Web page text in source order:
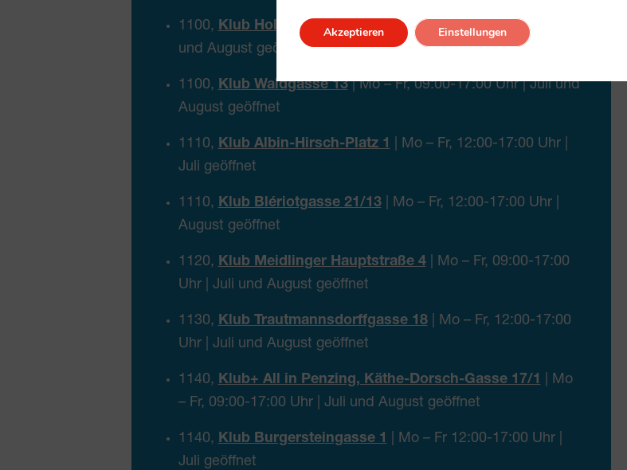
1100, Klub Holbeingasse 8| Mo, Mi, Do 12:00-17:00 Uhr | Juli
und August geöffnet
1100, Klub Waldgasse 13| Mo – Fr, 09:00-17:00 Uhr | Juli und
August geöffnet
1110, Klub Albin-Hirsch-Platz 1
| Mo – Fr, 12:00-17:00 Uhr |
Juli geöffnet
1110, Klub Blériotgasse 21/13| Mo – Fr, 12:00-17:00 Uhr |
August geöffnet
1120, Klub Meidlinger Hauptstraße 4| Mo – Fr, 09:00-17:00
Uhr | Juli und August geöffnet
1130, Klub Trautmannsdorffgasse 18| Mo – Fr, 12:00-17:00
Uhr | Juli und August geöffnet
1140, Klub+ All in Penzing, Käthe-Dorsch-Gasse 17/1
| Mo
– Fr, 09:00-17:00 Uhr | Juli und August geöffnet
1140, Klub Burgersteingasse 1
| Mo – Fr 12:00-17:00 Uhr |
Juli geöffnet
Akzeptieren Einstellungen